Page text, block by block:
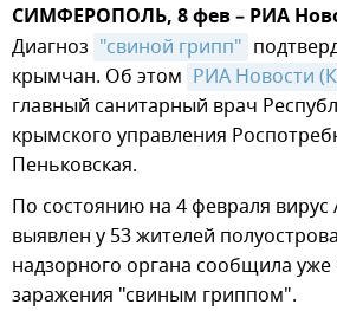
СИМФЕРОПОЛЬ, 8 фев – РИА
Диагноз "свиной грипп"
крымчан. Об этом РИА Новости
главный санитарный врач
крымского управления
Пеньковская.
По состоянию на 4 февраля вирус
выявлен у 53 жителей
надзорного органа сообщила уже
заражения "свиным гриппом".